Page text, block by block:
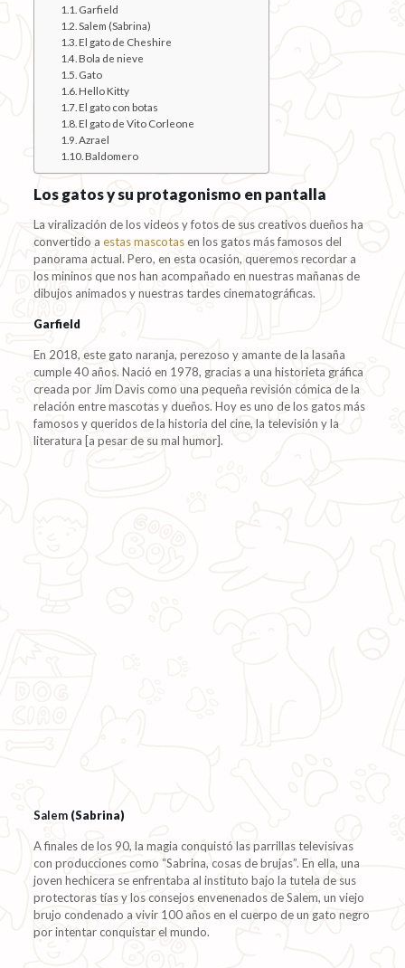
Garfield
Salem (Sabrina)
El gato de Cheshire
Bola de nieve
Gato
Hello Kitty
El gato con botas
El gato de Vito Corleone
Azrael
Baldomero
Los gatos y su protagonismo en pantalla
La viralización de los videos y fotos de sus creativos dueños ha
convertido aestas mascotasen los gatos más famosos del
panorama actual. Pero, en esta ocasión, queremos recordar a
los mininos que nos han acompañado en nuestras mañanas de
dibujos animados y nuestras tardes cinematográficas.
Garfield
En 2018, este gato naranja, perezoso y amante de la lasaña
cumple 40 años. Nació en 1978, gracias a una historieta gráfica
creada por Jim Davis como una pequeña revisión cómica de la
relación entre mascotas y dueños. Hoy es uno de los gatos más
famosos y queridos de la historia del cine, la televisión y la
literatura [a pesar de su mal humor].
Salem (Sabrina)
A finales de los 90, la magia conquistó las parrillas televisivas
con producciones como “Sabrina, cosas de brujas”. En ella, una
joven hechicera se enfrentaba al instituto bajo la tutela de sus
protectoras tías y los consejos envenenados de Salem, un viejo
brujo condenado a vivir 100 años en el cuerpo de un gato negro
por intentar conquistar el mundo.